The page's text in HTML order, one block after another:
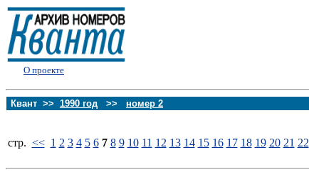
О проекте
Квант >> 1990 год >> номер 2
стp. << 1 2 3 4 5 6 7 8 9 10 11 12 13 14 15 16 17 18 19 20 21 22